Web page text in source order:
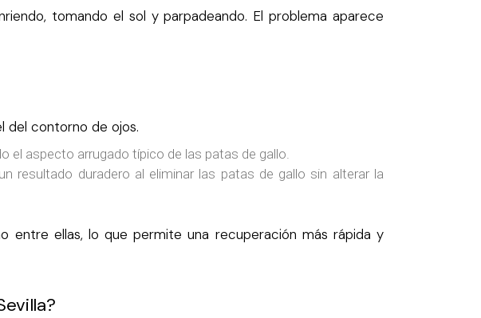
tomando el sol y parpadeando. El problema aparece
del contorno de ojos.
el aspecto arrugado típico de las patas de gallo.
resultado duradero al eliminar las patas de gallo sin alterar la
entre ellas, lo que permite una recuperación más rápida y